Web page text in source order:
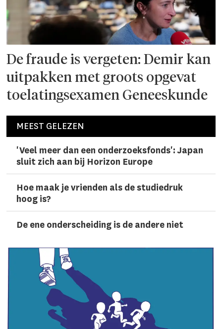
De fraude is vergeten: Demir kan
uitpakken met groots opgevat
toelatingsexamen Geneeskunde
MEEST GELEZEN
'Veel meer dan een onderzoeks­fonds': Japan
sluit zich aan bij Horizon Europe
Hoe maak je vrienden als de studiedruk
hoog is?
De ene onderscheiding is de andere niet